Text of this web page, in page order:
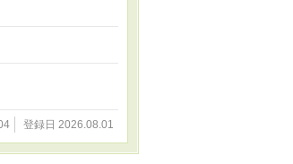
登録日 2026.08.01